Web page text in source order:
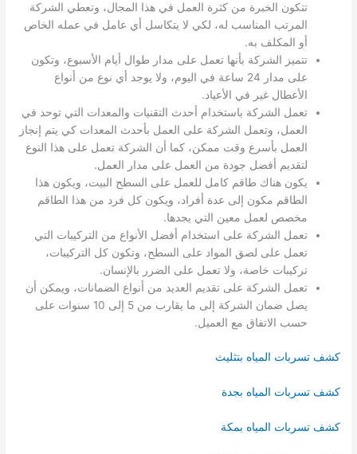
تتكون الخبرة من كثرة العمل في هذا المجال، وتعطي الشركة
المرتب المناسب له، لكي لا يتكاسل أي عامل في عمله الخاص
أو المكلف به.
تتميز الشركة بأنها تعمل على مدار طوال أيام الأسبوع، وتكون
على مدار 24 ساعة في اليوم، ولا يوجد أي نوع من أنواع
الأعطال غير في الأعياد.
تعمل الشركة باستخدام أحدث التقنيات والمعدات التي توحد في
العمل، وتعمل الشركة على العمل بأحدث المعدات كي يتم إنجاز
العمل بأسرع وقت ممكن، كما أن الشركة تعمل على هذا النوع
لتقديم أفضل جودة من العمل على مدار العمل.
يكون هناك طاقم كامل للعمل على السطح البيت، ويكون هذا
الطاقم مكون إلى عدة أفراد، ويكون كل فرد من هذا الطاقم
مخصص لعمل معين التي يجدها.
تعمل الشركة على استخدام أفضل الأنواع من التركيبات التي
تعمل على لصق المواد على السطح، وتكون كل التركيبات،
تركيبات خاصة، ولا تعمل على الضرر بالإنسان.
تعمل الشركة على تقديم العديد من أنواع الضمانات، ويمكن أن
يصل ضمان الشركة إلى ما يقارب من 5 إلى 10 سنوات على
حسب الاتفاق مع العميل.
كشف تسربات المياه بتثليث
كشف تسربات المياه بجدة
كشف تسربات المياه بمكة